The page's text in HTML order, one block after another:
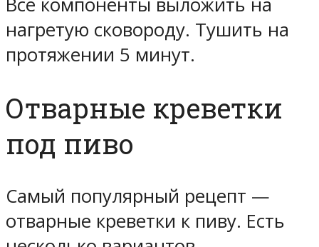
нагретую сковороду. Тушить на
протяжении 5 минут.
Отварные креветки
под пиво
Самый популярный рецепт —
отварные креветки к пиву. Есть